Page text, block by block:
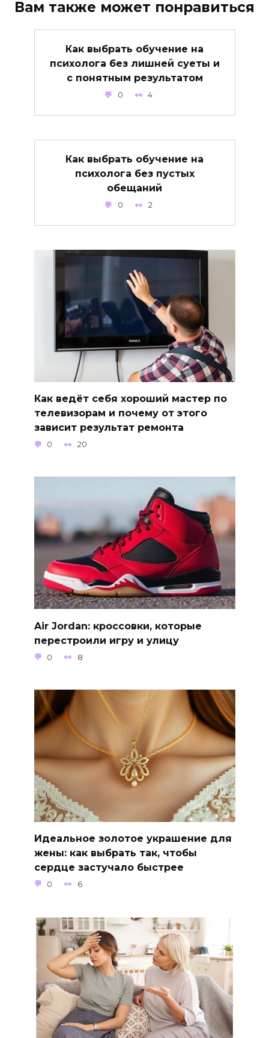
Вам также может понравиться
Как выбрать обучение на
психолога без лишней суеты и
с понятным результатом
0 4
Как выбрать обучение на
психолога без пустых
обещаний
0 2
Как ведёт себя хороший мастер по
телевизорам и почему от этого
зависит результат ремонта
0 20
Air Jordan: кроссовки, которые
перестроили игру и улицу
0 8
Идеальное золотое украшение для
жены: как выбрать так, чтобы
сердце застучало быстрее
0 6